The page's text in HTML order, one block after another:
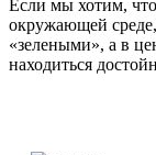
Если мы хотим,
окружающей
«зелеными», а в
находиться